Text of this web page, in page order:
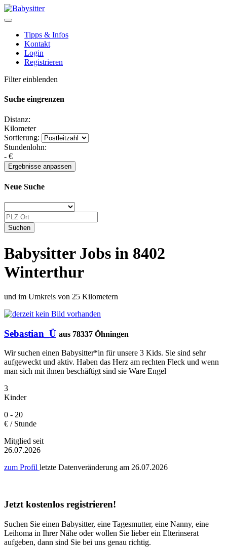
Tipps & Infos
Kontakt
Login
Registrieren
Filter einblenden
Suche eingrenzen
Distanz:
Kilometer
Sortierung:
Stundenlohn:
- €
Neue Suche
Babysitter Jobs in 8402
Winterthur
und im Umkreis von 25 Kilometern
Sebastian_Ü aus 78337 Öhningen
Wir suchen einen Babysitter*in für unsere 3 Kids. Sie sind sehr
aufgeweckt und aktiv. Haben das Herz am rechten Fleck und wenn
man sich mit ihnen beschäftigt sind sie Ware Engel
3
Kinder
0 - 20
€ / Stunde
Mitglied seit
26.07.2026
zum Profil letzte Datenveränderung am 26.07.2026
Jetzt kostenlos registrieren!
Suchen Sie einen Babysitter, eine Tagesmutter, eine Nanny, eine
Leihoma in Ihrer Nähe oder wollen Sie lieber ein Elterinserat
aufgeben, dann sind Sie bei uns genau richtig.